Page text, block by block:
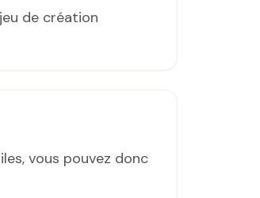
de création
vous pouvez donc